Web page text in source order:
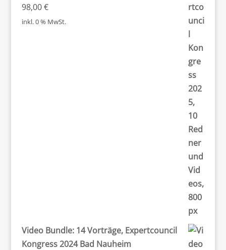
98,00€
inkl. 0 % MwSt.
Video Bundle: 14 Vorträge, Expertcouncil
Kongress 2024 Bad Nauheim